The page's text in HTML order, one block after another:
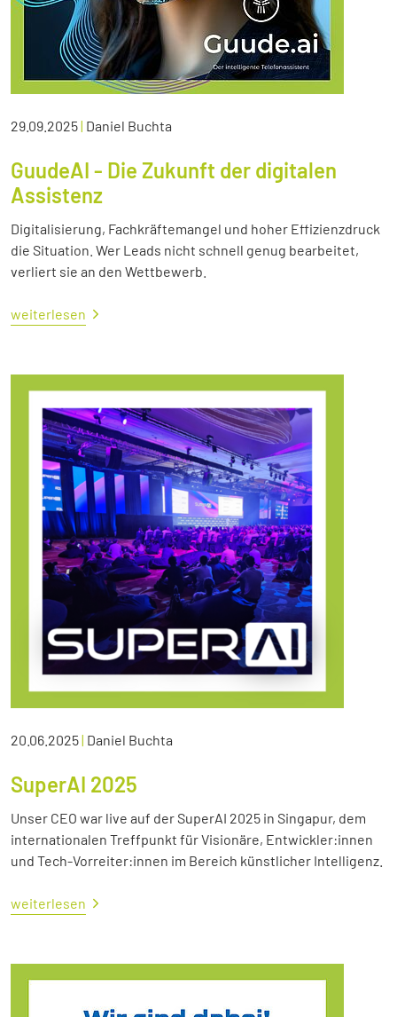
29.09.2025| Daniel Buchta
GuudeAI - Die Zukunft der digitalen
Assistenz
Digitalisierung, Fachkräftemangel und hoher Effizienzdruck
die Situation. Wer Leads nicht schnell genug bearbeitet,
verliert sie an den Wettbewerb.
weiterlesen
20.06.2025| Daniel Buchta
SuperAI 2025
Unser CEO war live auf der SuperAI 2025 in Singapur, dem
internationalen Treffpunkt für Visionäre, Entwickler:innen
und Tech-Vorreiter:innen im Bereich künstlicher Intelligenz.
weiterlesen